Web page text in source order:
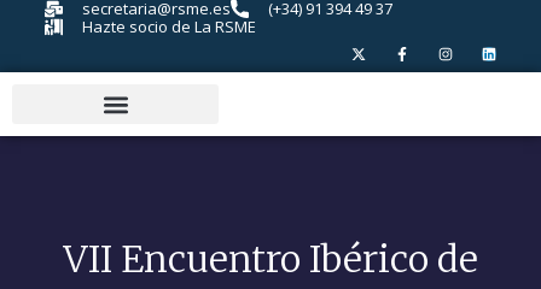
secretaria@rsme.es
(+34) 91 394 49 37
Hazte socio de La RSME
VII Encuentro Ibérico de